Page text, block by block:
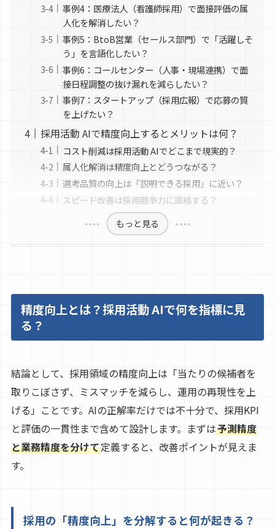
事例4：医療法人（看護師採用）で面接評価の属
人化を解消したい？
事例5：BtoB営業（セールス部門）で「活躍しそ
う」を言語化したい？
事例6：コールセンター（人事・現場連携）で面
接日程調整の抜け漏れを減らしたい？
事例7：スタートアップ（採用広報）で応募の質
を上げたい？
採用活動 AIで精度向上するとメリットは何？
コスト削減は採用活動 AIでどこまで現実的？
属人化解消は精度向上とどうつながる？
選考品質の向上は「説明できる採用」に近い？
スピード改善は採用競争力に直結する？
もっと見る
精度向上とは？採用活動 AIで何を指標に見
る？
結論として、採用領域の精度向上は「当たりの候補者を
取りこぼさず、ミスマッチを減らし、運用の再現性を上
げる」ことです。AIの正解率だけでは不十分で、採用KPI
と評価の一貫性まで含めて設計します。まずは予測精度
と業務精度を分けて定義すると、改善ポイントが見えま
す。
採用の「精度向上」を分解すると何が起きる？